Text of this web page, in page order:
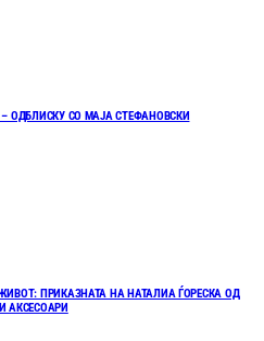
ОДБЛИСКУ СО МАЈА СТЕФАНОВСКИ
ПРИКАЗНАТА НА НАТАЛИА ЃОРЕСКА ОД
АКСЕСОАРИ